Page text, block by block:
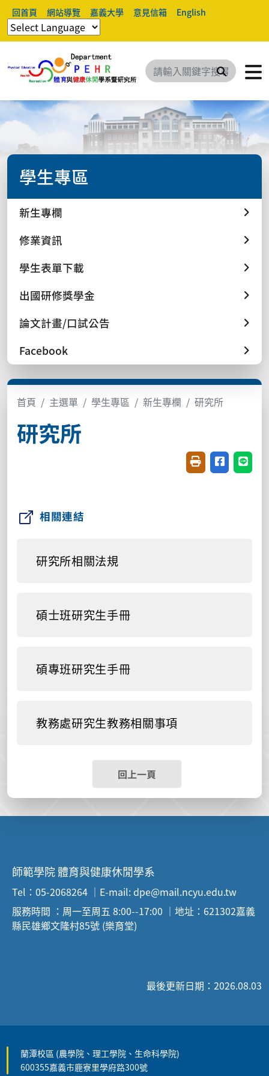
回首頁 網站導覽 嘉義大學 意見信箱 English
搜尋
學生專區
新生專欄
修業資訊
學生表單下載
出國研修獎學金
論文計畫/口試公告
Facebook
首頁 主選單 學生專區 新生專欄 研究所
研究所
友善列印(開新視
分享至臉書
分享
相關連結
研究所相關法規
碩士班研究生手冊
碩專班研究生手冊
教務處研究生教務相關事項
回上一頁
師範學院 體育與健康休閒學系
Tel：05-2068264 ｜E-mail: dpe@mail.ncyu.edu.tw
服務時間 ：周一至周五 8:00--17:00 ｜地址：621302嘉義
縣民雄鄉文隆村85號 (樂育堂)
最後更新日期：2026.08.03
蘭潭校區 (農學院、理工學院、生命科學院)
600355嘉義市鹿寮里學府路300號